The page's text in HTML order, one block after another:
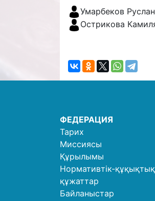
Умарбеков
Острикова
ФЕДЕРАЦИЯ
Тарих
Миссиясы
Құрылымы
Нормативтік-құқықтық
құжаттар
Байланыстар